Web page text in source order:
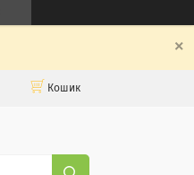
Кошик